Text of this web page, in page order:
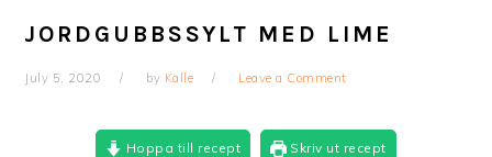
JORDGUBBSSYLT MED LIME
July 5, 2020 by Kalle Leave a Comment
Hoppa till recept Skriv ut recept